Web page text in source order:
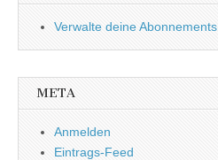
Verwalte deine Abonnements
META
Anmelden
Eintrags-Feed